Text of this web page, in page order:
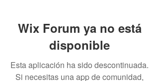
Wix Forum ya no está
disponible
Esta aplicación ha sido descontinuada.
Si necesitas una app de comunidad,